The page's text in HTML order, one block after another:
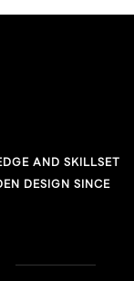
AND SKILLSET
DESIGN SINCE